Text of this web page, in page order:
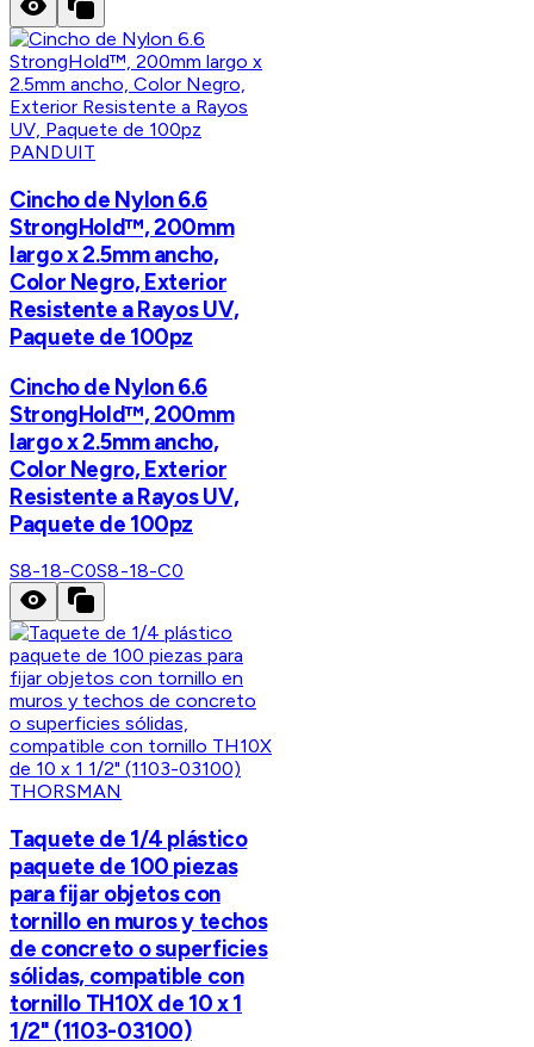
PANDUIT
Cincho de Nylon 6.6
StrongHold™, 200mm
largo x 2.5mm ancho,
Color Negro, Exterior
Resistente a Rayos UV,
Paquete de 100pz
Cincho de Nylon 6.6
StrongHold™, 200mm
largo x 2.5mm ancho,
Color Negro, Exterior
Resistente a Rayos UV,
Paquete de 100pz
S8-18-C0S8-18-C0
THORSMAN
Taquete de 1/4 plástico
paquete de 100 piezas
para fijar objetos con
tornillo en muros y techos
de concreto o superficies
sólidas, compatible con
tornillo TH10X de 10 x 1
1/2" (1103-03100)